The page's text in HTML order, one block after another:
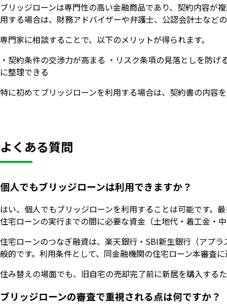
ブリッジローンは専門性の高い金融商品であり、契約内容が
用する場合は、財務アドバイザーや弁護士、公認会計士など
専門家に相談することで、以下のメリットが得られます。
・契約条件の交渉力が高まる ・リスク条項の見落としを防
に整理できる
特に初めてブリッジローンを利用する場合は、契約書の内容
よくある質問
個人でもブリッジローンは利用できますか？
はい、個人でもブリッジローンを利用することは可能です。
住宅ローンの実行までの間に必要な資金（土地代・着工金・
住宅ローンのつなぎ融資は、楽天銀行・SBI新生銀行（アプ
般的です。利用条件として、同金融機関の住宅ローン本審査
住み替えの場面でも、旧自宅の売却完了前に新居を購入する
ブリッジローンの審査で重視される点は何ですか？